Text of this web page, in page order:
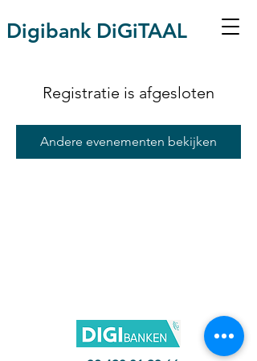
Digibank DiGiTAAL
Registratie is afgesloten
Andere evenementen bekijken